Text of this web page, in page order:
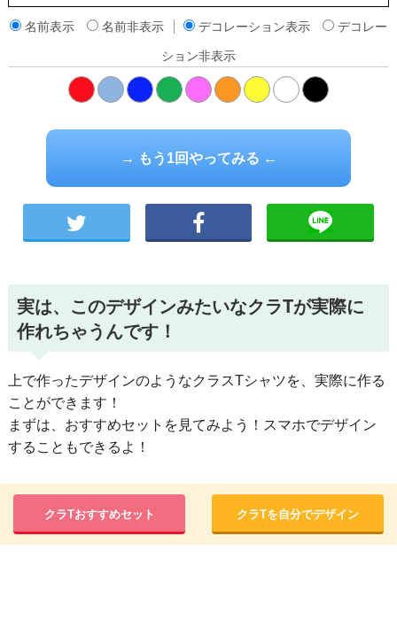
名前表示 名前非表示 デコレーション表示 デコレー
ション非表示
→ もう1回やってみる ←
実は、このデザインみたいなクラTが実際に
作れちゃうんです！
上で作ったデザインのようなクラスTシャツを、実際に作る
ことができます！
まずは、おすすめセットを見てみよう！スマホでデザイン
することもできるよ！
クラTおすすめセット クラTを自分でデザイン